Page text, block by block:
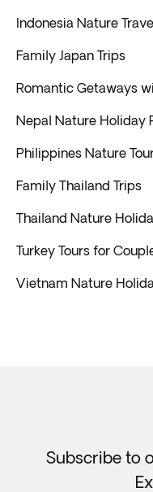
Indonesia Nature
Family Japan Trips
Romantic Getaways
Nepal Nature Holiday
Philippines Nature
Family Thailand Trips
Thailand Nature
Turkey Tours for
Vietnam Nature
Subscribe to